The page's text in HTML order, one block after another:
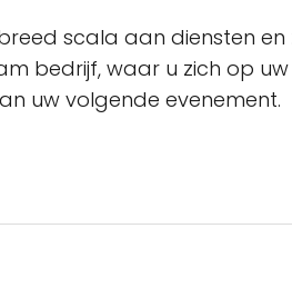
scala aan diensten en
bedrijf, waar u zich op
uw volgende evenement.